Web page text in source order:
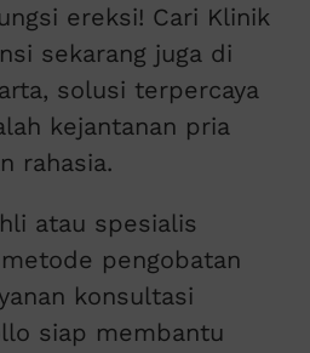
ereksi! Cari Klinik
sekarang juga di
solusi terpercaya
kejantanan pria
rahasia.
atau spesialis
pengobatan
konsultasi
siap membantu